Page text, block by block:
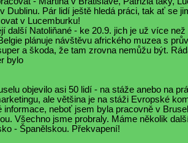
Dublinu. Pár lidí ještě hledá práci, tak ať se
v Lucemburku!
další Natoliňané - ke 20.9. jich je už více než
plánuje návštěvu afrického muzea s
a škoda, že tam zrovna nemůžu být.
bylo
objevilo asi 50 lidí - na stáže anebo na
ale většina je na stáži Evropské
informace, neboť jsem byla pracovně v
Všechno jsme probraly. Máme několik
- Španělskou. Překvapení!